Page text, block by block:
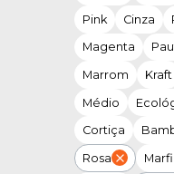
Pink Cinza
Magenta
Marrom Kraft
Médio
Cortiça
Rosa